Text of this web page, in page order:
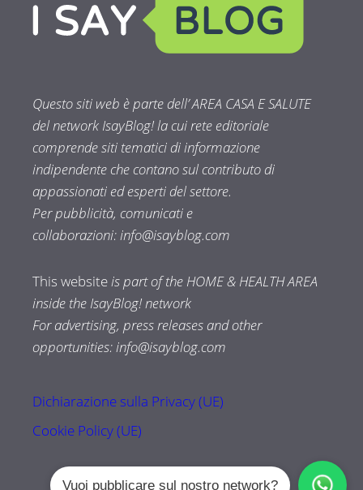
Questo siti web è parte dell’ AREA CASA E SALUTE
del network IsayBlog! la cui rete editoriale
comprende siti tematici di informazione
indipendente che contano sul contributo di
appassionati ed esperti del settore.
Per pubblicità, comunicati e
collaborazioni:info@isayblog.com
This websiteis part of the HOME & HEALTH AREA
inside the IsayBlog! network
For advertising, press releases and other
opportunities:info@isayblog.com
Dichiarazione sulla Privacy (UE)
Cookie Policy (UE)
Vuoi pubblicare sul nostro network?